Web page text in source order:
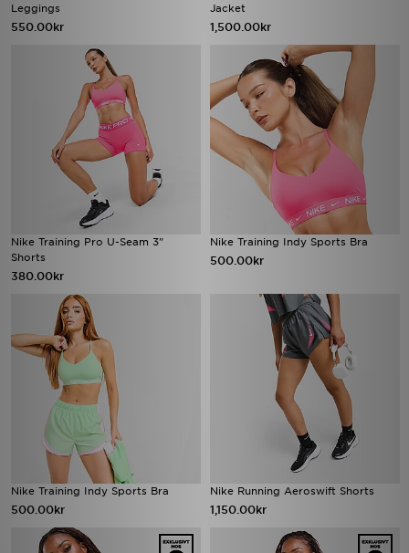
Leggings
550.00kr
Jacket
1,500.00kr
Nike Training Pro U-Seam 3"
Shorts
380.00kr
Nike Training Indy Sports Bra
500.00kr
Nike Training Indy Sports Bra
500.00kr
Nike Running Aeroswift Shorts
1,150.00kr